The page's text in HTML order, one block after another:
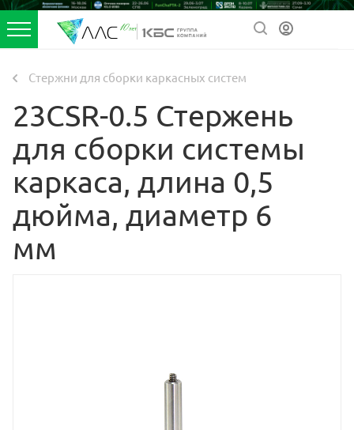
Стержни для сборки каркасных систем
23CSR-0.5 Стержень
для сборки системы
каркаса, длина 0,5
дюйма, диаметр 6
мм